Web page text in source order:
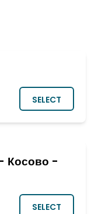
SELECT
Косово -
SELECT